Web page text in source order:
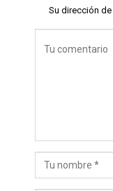
Su dirección